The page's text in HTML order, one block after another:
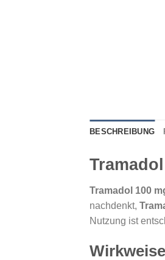
BESCHREIBUNG
Tramadol 100
nachdenkt,
Nutzung ist
Wirkweise